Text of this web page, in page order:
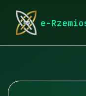
e-
rymarstwo-poznan.pl
Motoryzacja i